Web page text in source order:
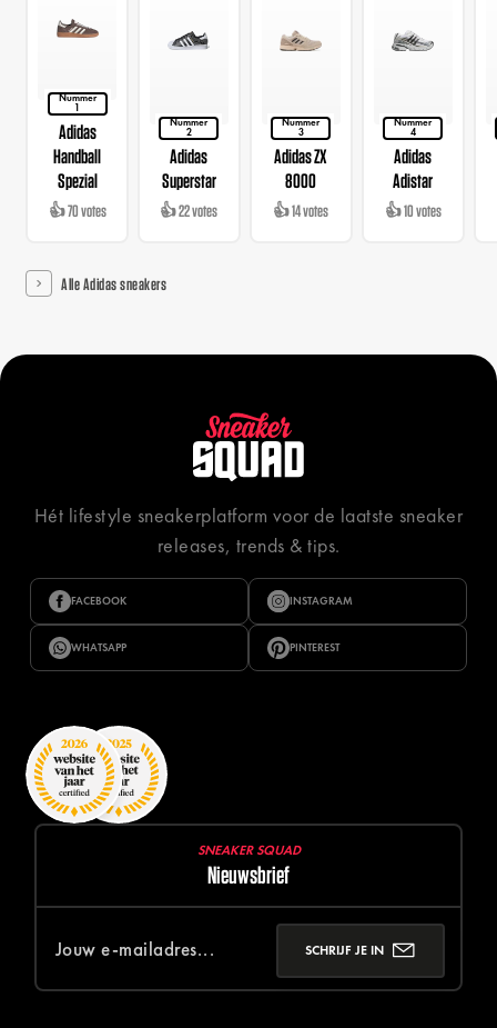
Nummer
1
Adidas
Handball
Spezial
👍 70 votes
Nummer
2
Adidas
Superstar
👍 22 votes
Nummer
3
Adidas ZX
8000
👍 14 votes
Nummer
4
Adidas
Adistar
👍 10 votes
Alle Adidas sneakers
Hét lifestyle sneakerplatform voor de laatste sneaker
releases, trends & tips.
FACEBOOK INSTAGRAM
WHATSAPP PINTEREST
SNEAKER SQUAD
Nieuwsbrief
SCHRIJF JE IN